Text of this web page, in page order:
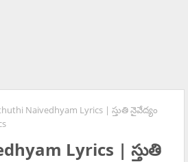
Naivedhyam Lyrics | స్తుతి నైవేద్యం
Lyrics | స్తుతి